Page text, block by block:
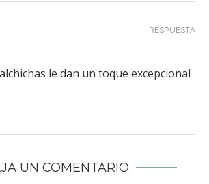
le dan un toque excepcional
RESPUESTA
UN COMENTARIO